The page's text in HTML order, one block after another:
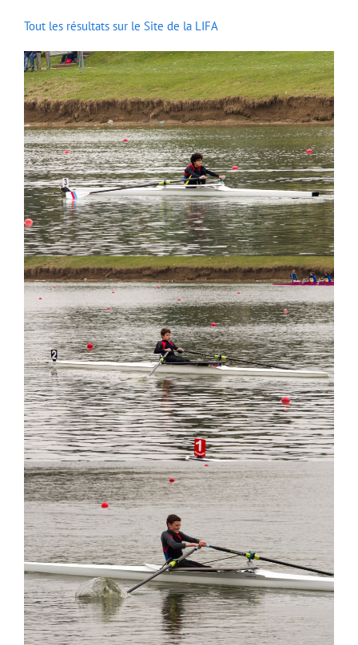
Tout les résultats sur le Site de la LIFA